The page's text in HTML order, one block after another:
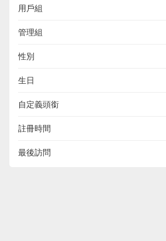
用戶組
管理組
性別
生日
自定義頭銜
註冊時間
最後訪問